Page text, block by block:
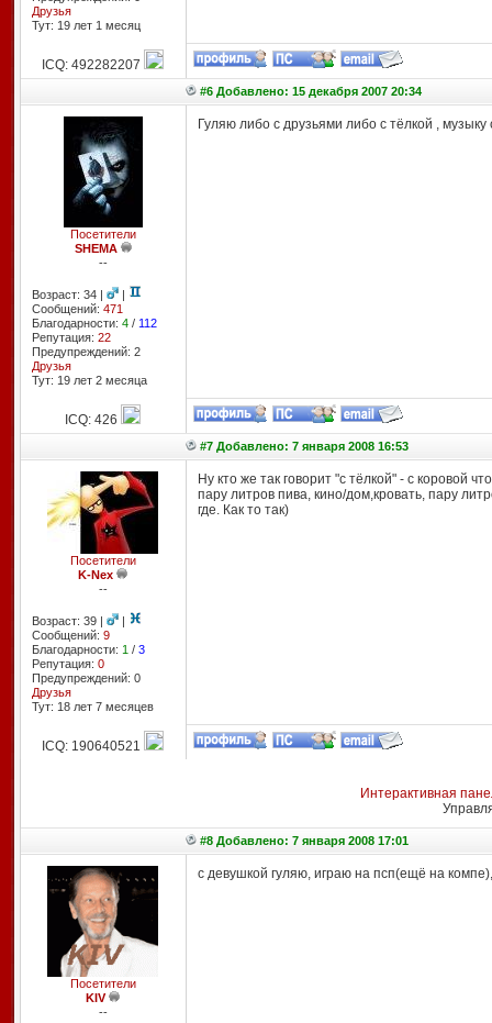
Друзья
Тут: 19 лет 1 месяц
ICQ: 492282207
#6 Добавлено: 15 декабря 2007 20:34
Посетители
SHEMA
--
Возраст: 34 |
|
Сообщений: 471
Благодарности: 4/ 112
Репутация: 22
Предупреждений: 2
Друзья
Тут: 19 лет 2 месяцa
Гуляю либо с друзьями либо с тёлкой ,
ICQ: 426
#7 Добавлено: 7 января 2008 16:53
Посетители
K-Nex
--
Возраст: 39 |
|
Сообщений: 9
Благодарности: 1 / 3
Репутация: 0
Предупреждений: 0
Друзья
Тут: 18 лет 7 месяцев
Ну кто же так говорит "с тёлкой" - с коровой
пару литров пива, кино/дом,кровать, пару
где. Как то так)
ICQ: 190640521
Интерактивная
#8 Добавлено: 7 января 2008 17:01
Посетители
KIV
--
с девушкой гуляю, играю на псп(ещё на